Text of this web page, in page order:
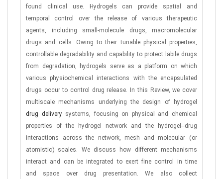
found clinical use. Hydrogels can provide spatial and
temporal control over the release of various therapeutic
agents, including small-molecule drugs, macromolecular
drugs and cells. Owing to their tunable physical properties,
controllable degradability and capability to protect labile drugs
from degradation, hydrogels serve as a platform on which
various physiochemical interactions with the encapsulated
drugs occur to control drug release. In this Review, we cover
multiscale mechanisms underlying the design of hydrogel
drug delivery systems, focusing on physical and chemical
properties of the hydrogel network and the hydrogel–drug
interactions across the network, mesh and molecular (or
atomistic) scales. We discuss how different mechanisms
interact and can be integrated to exert fine control in time
and space over drug presentation. We also collect